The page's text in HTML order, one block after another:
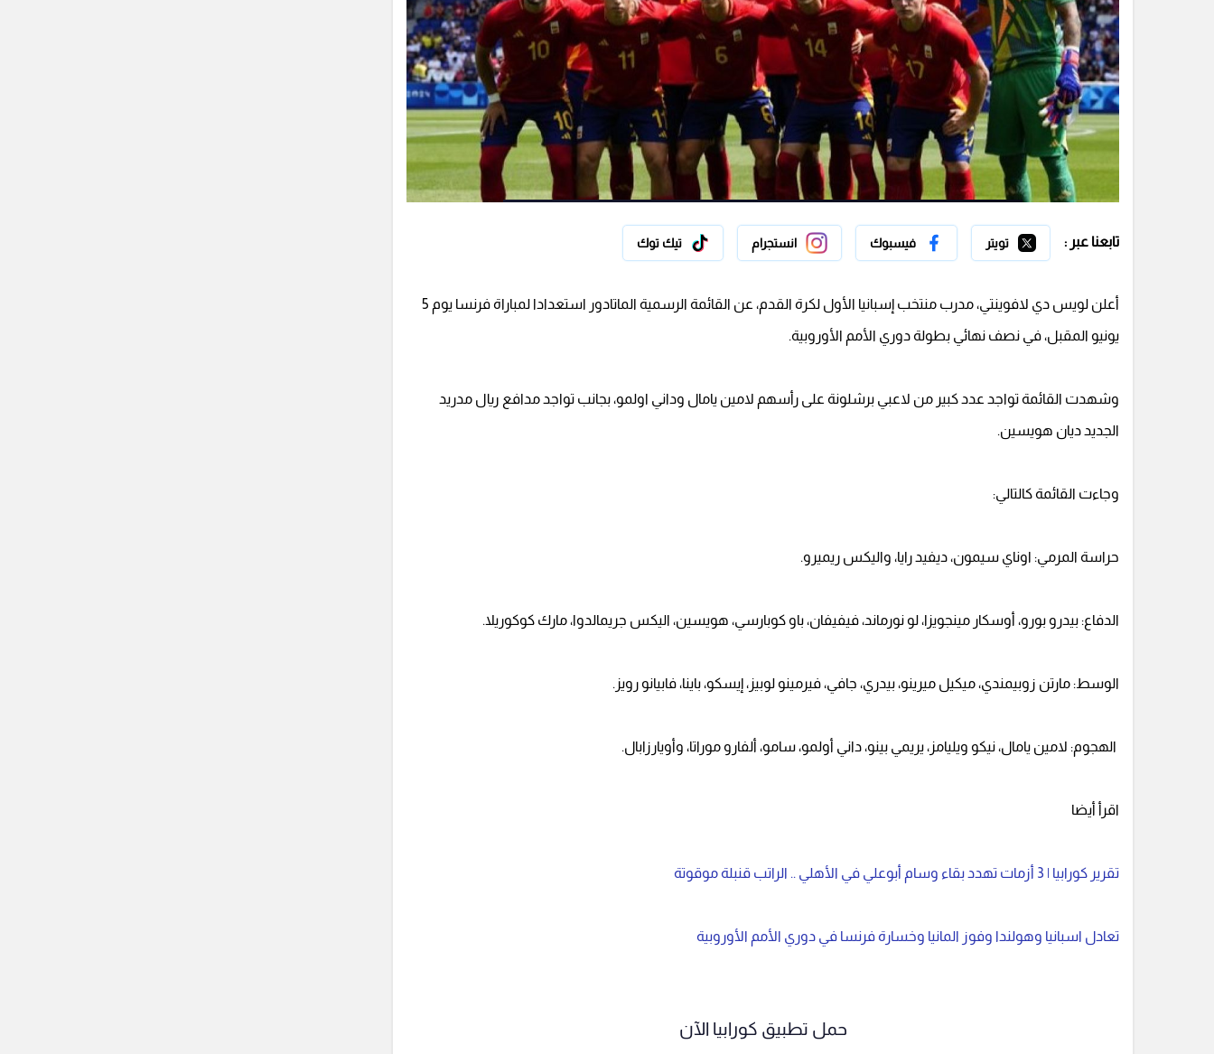
تابعنا عبر : تويتر فيسبوك انستجرام تيك توك
أعلن لويس دي لافوينتي، مدرب منتخب إسبانيا الأول لكرة القدم، عن القائمة الرسمية الماتادور استعدادا لمباراة فرنسا يوم 5
يونيو المقبل، في نصف نهائي بطولة دوري الأمم الأوروبية.
وشهدت القائمة تواجد عدد كبير من لاعبي برشلونة على رأسهم لامين يامال وداني اولمو، بجانب تواجد مدافع ريال مدريد
الجديد ديان هويسين.
وجاءت القائمة كالتالي:
حراسة المرمي: اوناي سيمون، ديفيد رايا، واليكس ريميرو.
الدفاع: بيدرو بورو، أوسكار مينجويزا، لو نورماند، فيفيفان، باو كوبارسي، هويسين، اليكس جريمالدوا، مارك كوكوريلا.
الوسط: مارتن زوبيمندي، ميكيل ميرينو، بيدري، جافي، فيرمينو لوبيز، إيسكو، باينا، فابيانو رويز.
الهجوم: لامين يامال، نيكو ويليامز، يريمي بينو، داني أولمو، سامو، ألفارو موراتا، وأويارزابال.
اقرأ أيضا
تقرير كورابيا | 3 أزمات تهدد بقاء وسام أبوعلي في الأهلي .. الراتب قنبلة موقوتة
تعادل اسبانيا وهولندا وفوز المانيا وخسارة فرنسا في دوري الأمم الأوروبية
حمل تطبيق كورابيا الآن